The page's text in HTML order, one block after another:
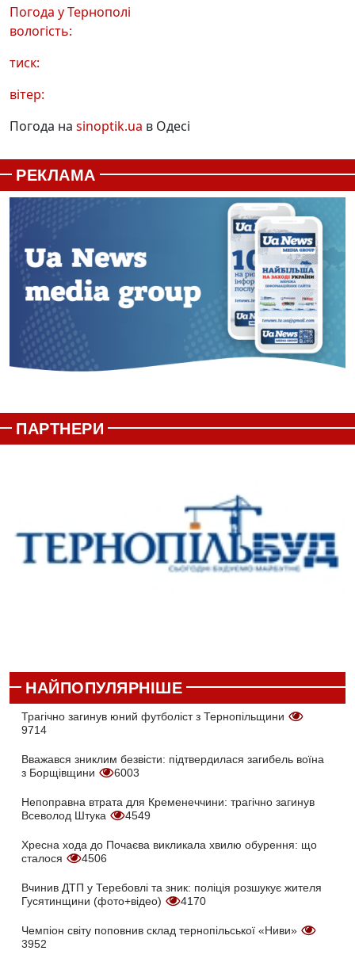
Погода уТернополі
вологість:
тиск:
вітер:
Погода на sinoptik.ua в Одесі
РЕКЛАМА
ПАРТНЕРИ
НАЙПОПУЛЯРНІШЕ
Трагічно загинув юний футболіст з Тернопільщини
9714
Вважався зниклим безвісти: підтвердилася загибель воїна
з Борщівщини
6003
Непоправна втрата для Кременеччини: трагічно загинув
Всеволод Штука
4549
Хресна хода до Почаєва викликала хвилю обурення: що
сталося
4506
Вчинив ДТП у Теребовлі та зник: поліція розшукує жителя
Гусятинщини (фото+відео)
4170
Чемпіон світу поповнив склад тернопільської «Ниви»
3952